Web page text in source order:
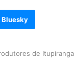
Bluesky